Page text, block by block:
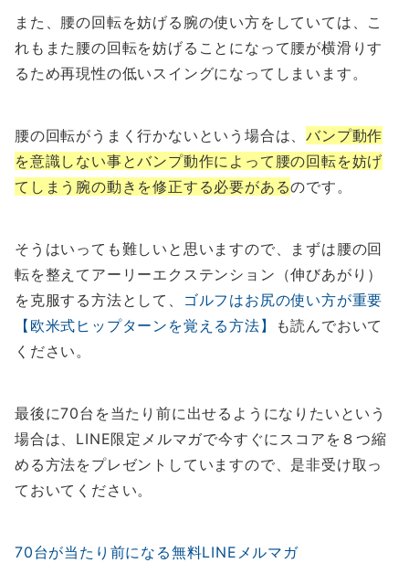
また、腰の回転を妨げる腕の使い方をしていては、こ
れもまた腰の回転を妨げることになって腰が横滑りす
るため再現性の低いスイングになってしまいます。
腰の回転がうまく行かないという場合は、バンプ動作
を意識しない事とバンプ動作によって腰の回転を妨げ
てしまう腕の動きを修正する必要があるのです。
そうはいっても難しいと思いますので、まずは腰の回
転を整えてアーリーエクステンション（伸びあがり）
を克服する方法として、
ゴルフはお尻の使い方が重要
【欧米式ヒップターンを覚える方法】
も読んでおいて
ください。
最後に70台を当たり前に出せるようになりたいという
場合は、LINE限定メルマガで今すぐにスコアを８つ縮
める方法をプレゼントしていますので、是非受け取っ
ておいてください。
70台が当たり前になる無料LINEメルマガ